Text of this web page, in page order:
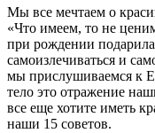
Мы все мечтаем о
«Что имеем, то не
при рождении
самоизлечиваться и
мы прислушиваемся к
тело это отражение
все еще хотите иметь
наши 15 советов.